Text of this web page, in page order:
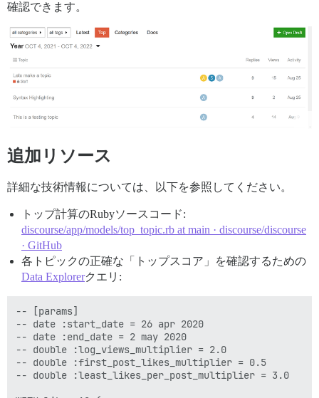
確認できます。
追加リソース
詳細な技術情報については、以下を参照してください。
トップ計算のRubyソースコード:
discourse/app/models/top_topic.rb at main · discourse/discourse
· GitHub
各トピックの正確な「トップスコア」を確認するための
Data Explorerクエリ:
-- [params]
-- date :start_date = 26 apr 2020
-- date :end_date = 2 may 2020
-- double :log_views_multiplier = 2.0
-- double :first_post_likes_multiplier = 0.5
-- double :least_likes_per_post_multiplier = 3.0